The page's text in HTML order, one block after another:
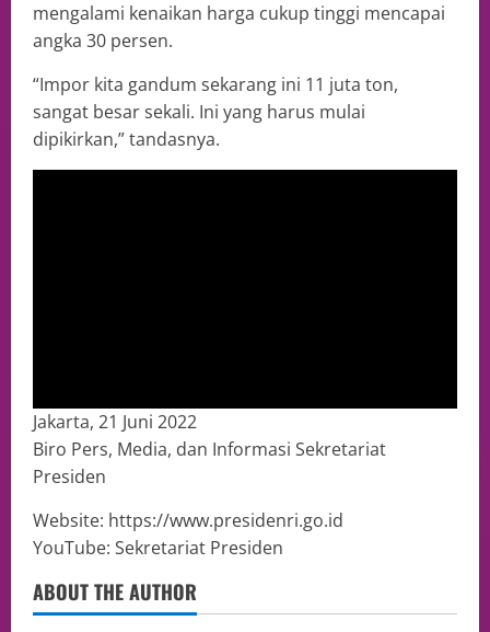
mengalami kenaikan harga cukup tinggi mencapai
angka 30 persen.
“Impor kita gandum sekarang ini 11 juta ton,
sangat besar sekali. Ini yang harus mulai
dipikirkan,” tandasnya.
Jakarta, 21 Juni 2022
Biro Pers, Media, dan Informasi Sekretariat
Presiden
Website: https://www.presidenri.go.id
YouTube: Sekretariat Presiden
ABOUT THE AUTHOR